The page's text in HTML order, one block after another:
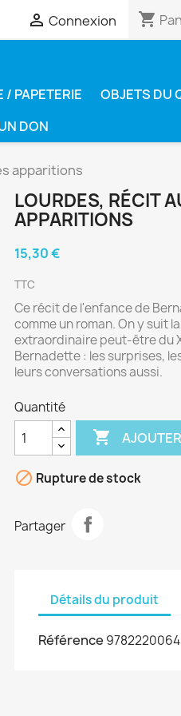
 Connexion shopping_cart
/ PAPETERIE OBJETS DU
DON
apparitions
LOURDES, RÉCIT
APPARITIONS
15,30 €
TTC
Ce récit de l'enfance de
comme un roman. On y suit
extraordinaire peut-être du
Bernadette : les surprises,
leurs conversations aussi.
Quantité

 Rupture de stock
Partager
Détails du produit
Référence